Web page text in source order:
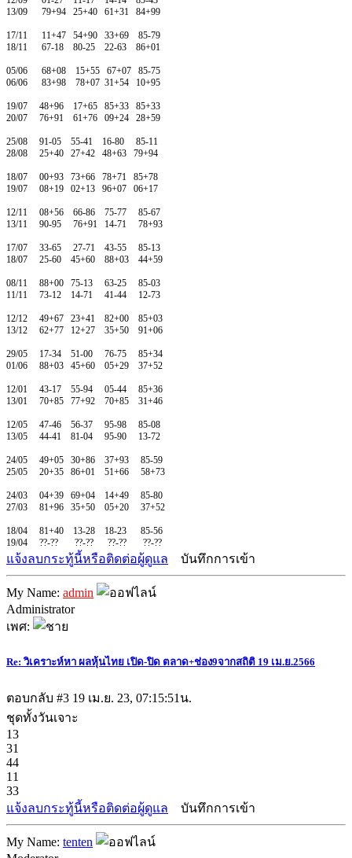
13/09 79+94 25+40 61+31 84+99
17/11 11+47 54+90 33+69 85-79
18/11 67-18 80-25 22-63 86+01
05/06 68+08 15+55 67+07 85-75
06/06 83+98 78+07 31+54 10+95
19/07 48+96 17+65 85+33 85+33
20/07 76+91 61+76 09+24 28+59
25/08 91-05 55-41 16-80 85-11
28/08 25+40 27+42 48+63 79+94
18/07 00+93 73+66 78+71 85+78
19/07 08+19 02+13 96+07 06+17
12/11 08+56 66-86 75-77 85-67
13/11 90-95 76+91 14-71 78+93
17/07 33-65 27-71 43-55 85-13
18/07 25-60 45+60 88+03 44+59
08/11 88+00 75-13 63-25 85-03
11/11 73-12 14-71 41-44 12-73
12/12 49+67 23+41 82+00 85+03
13/12 62+77 12+27 35+50 91+06
29/05 17-34 51-00 76-75 85+34
01/06 88+03 45+60 05+29 37+52
12/01 43-17 55-94 05-44 85+36
13/01 70+85 77+92 70+85 31+46
12/05 47-46 56-37 95-98 85-08
13/05 44-41 81-04 95-90 13-72
24/05 49+05 30+86 37+93 85-59
25/05 20+35 86+01 51+66 58+73
24/03 04+39 69+04 14+49 85-80
27/03 81+96 35+50 05+20 37+52
18/04 81+40 13-28 18-23 85-56
19/04 ??-?? ??-?? ??-?? ??-??
แจ้งลบกระทู้นี้หรือติดต่อผู้ดูแล บันทึกการเข้า
My Name: admin
Administrator
เพศ:
Re: วิเคราะห์หา ผลหุ้นไทย เปิด-ปิด ตลาด+ช่อง9จากสถิติ 19 เม.ย.2566
ตอบกลับ #3 19 เม.ย. 23, 07:15:51น.
ชุดทั้งวันเจาะ
13
31
44
11
33
แจ้งลบกระทู้นี้หรือติดต่อผู้ดูแล
บันทึกการเข้า
My Name: tenten